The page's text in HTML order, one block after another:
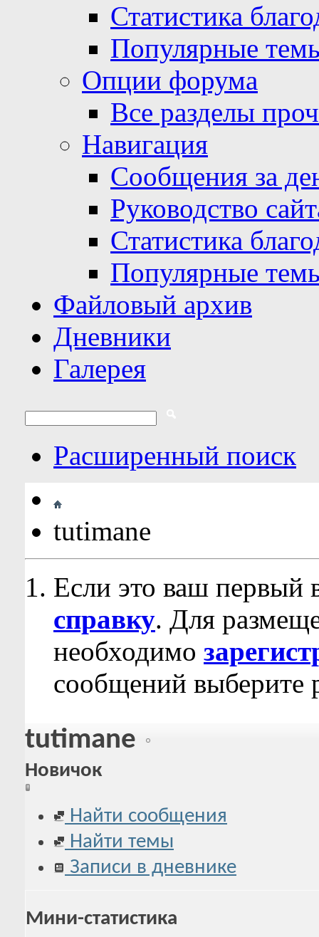
Статистика
Популярные
Опции форума
Все разделы
Навигация
Сообщения за
Руководство
Статистика
Популярные
Файловый архив
Дневники
Галерея
Расширенный поиск
tutimane
Если это ваш первый
справку. Для
необходимо
сообщений выберите
tutimane
Новичок
Найти сообщения
Найти темы
Записи в дневнике
Мини-статистика